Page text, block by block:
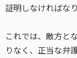
証明しなければな
これでは、敵方と
りなく、正当な弁